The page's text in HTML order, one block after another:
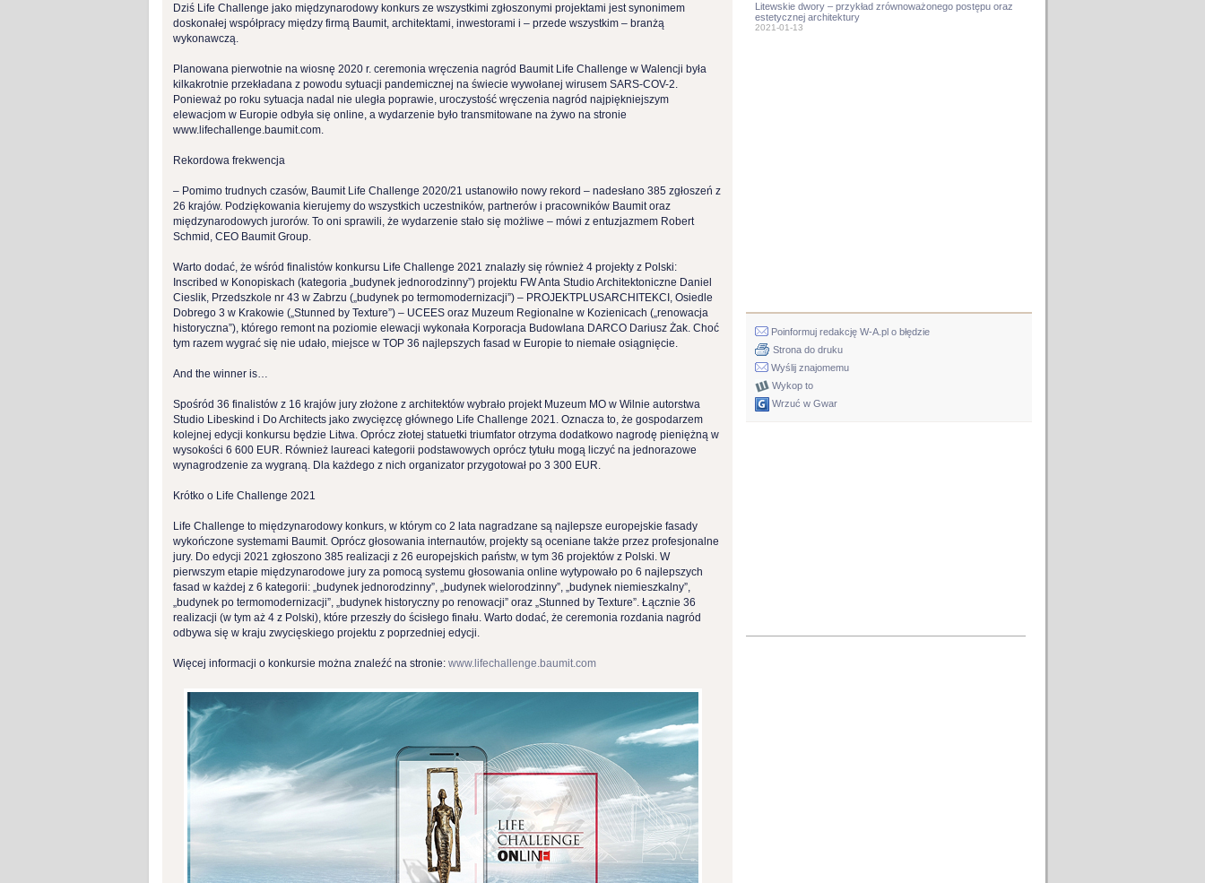
Dziś Life Challenge jako międzynarodowy konkurs ze wszystkimi zgłoszonymi projektami jest synonimem
doskonałej współpracy między firmą Baumit, architektami, inwestorami i – przede wszystkim – branżą
wykonawczą.
Planowana pierwotnie na wiosnę 2020 r. ceremonia wręczenia nagród Baumit Life Challenge w Walencji była
kilkakrotnie przekładana z powodu sytuacji pandemicznej na świecie wywołanej wirusem SARS-COV-2.
Ponieważ po roku sytuacja nadal nie uległa poprawie, uroczystość wręczenia nagród najpiękniejszym
elewacjom w Europie odbyła się online, a wydarzenie było transmitowane na żywo na stronie
www.lifechallenge.baumit.com.
Rekordowa frekwencja
– Pomimo trudnych czasów, Baumit Life Challenge 2020/21 ustanowiło nowy rekord – nadesłano 385 zgłoszeń z
26 krajów. Podziękowania kierujemy do wszystkich uczestników, partnerów i pracowników Baumit oraz
międzynarodowych jurorów. To oni sprawili, że wydarzenie stało się możliwe – mówi z entuzjazmem Robert
Schmid, CEO Baumit Group.
Warto dodać, że wśród finalistów konkursu Life Challenge 2021 znalazły się również 4 projekty z Polski:
Inscribed w Konopiskach (kategoria „budynek jednorodzinny”) projektu FW Anta Studio Architektoniczne Daniel
Cieslik, Przedszkole nr 43 w Zabrzu („budynek po termomodernizacji”) – PROJEKTPLUSARCHITEKCI, Osiedle
Dobrego 3 w Krakowie („Stunned by Texture”) – UCEES oraz Muzeum Regionalne w Kozienicach („renowacja
historyczna”), którego remont na poziomie elewacji wykonała Korporacja Budowlana DARCO Dariusz Żak. Choć
tym razem wygrać się nie udało, miejsce w TOP 36 najlepszych fasad w Europie to niemałe osiągnięcie.
And the winner is…
Spośród 36 finalistów z 16 krajów jury złożone z architektów wybrało projekt Muzeum MO w Wilnie autorstwa
Studio Libeskind i Do Architects jako zwycięzcę głównego Life Challenge 2021. Oznacza to, że gospodarzem
kolejnej edycji konkursu będzie Litwa. Oprócz złotej statuetki triumfator otrzyma dodatkowo nagrodę pieniężną w
wysokości 6 600 EUR. Również laureaci kategorii podstawowych oprócz tytułu mogą liczyć na jednorazowe
wynagrodzenie za wygraną. Dla każdego z nich organizator przygotował po 3 300 EUR.
Krótko o Life Challenge 2021
Life Challenge to międzynarodowy konkurs, w którym co 2 lata nagradzane są najlepsze europejskie fasady
wykończone systemami Baumit. Oprócz głosowania internautów, projekty są oceniane także przez profesjonalne
jury. Do edycji 2021 zgłoszono 385 realizacji z 26 europejskich państw, w tym 36 projektów z Polski. W
pierwszym etapie międzynarodowe jury za pomocą systemu głosowania online wytypowało po 6 najlepszych
fasad w każdej z 6 kategorii: „budynek jednorodzinny”, „budynek wielorodzinny”, „budynek niemieszkalny”,
„budynek po termomodernizacji”, „budynek historyczny po renowacji” oraz „Stunned by Texture”. Łącznie 36
realizacji (w tym aż 4 z Polski), które przeszły do ścisłego finału. Warto dodać, że ceremonia rozdania nagród
odbywa się w kraju zwycięskiego projektu z poprzedniej edycji.
Więcej informacji o konkursie można znaleźć na stronie: www.lifechallenge.baumit.com
Litewskie dwory – przykład zrównoważonego postępu oraz
estetycznej architektury
2021-01-13
Poinformuj redakcję W-A.pl o błędzie
Strona do druku
Wyślij znajomemu
Wykop to
Wrzuć w Gwar